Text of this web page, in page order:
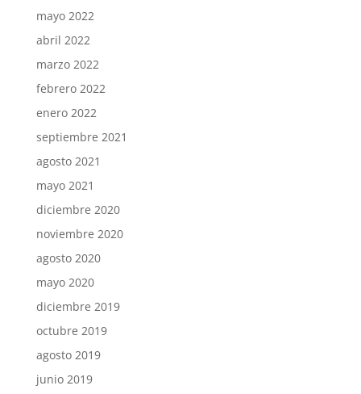
mayo 2022
abril 2022
marzo 2022
febrero 2022
enero 2022
septiembre 2021
agosto 2021
mayo 2021
diciembre 2020
noviembre 2020
agosto 2020
mayo 2020
diciembre 2019
octubre 2019
agosto 2019
junio 2019